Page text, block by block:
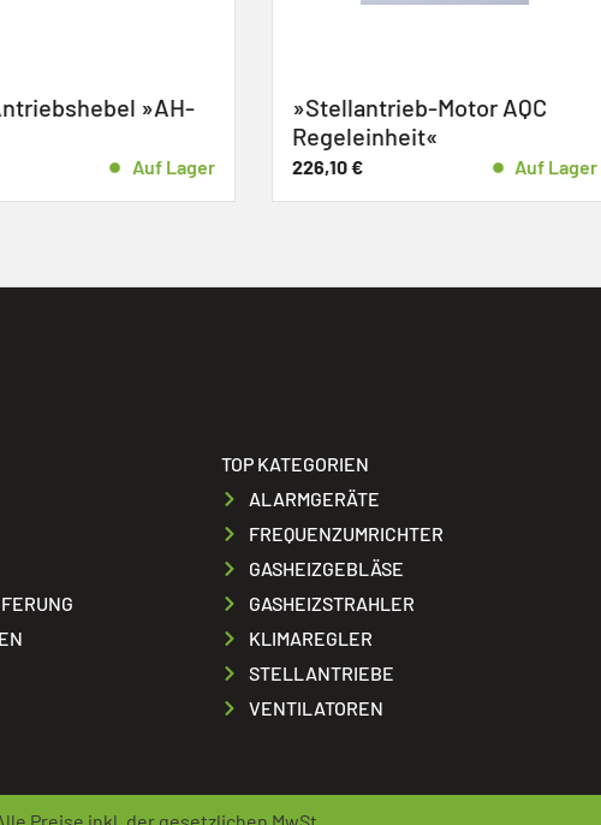
»AH-
Auf Lager
»Stellantrieb-Motor AQC
Regeleinheit«
226,10€ Auf Lager
TOP KATEGORIEN
ALARMGERÄTE
FREQUENZUMRICHTER
GASHEIZGEBLÄSE
GASHEIZSTRAHLER
KLIMAREGLER
STELLANTRIEBE
VENTILATOREN